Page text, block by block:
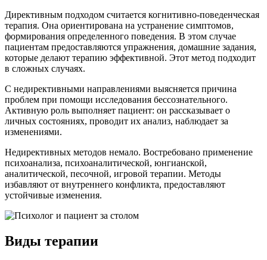
Директивным подходом считается когнитивно-поведенческая
терапия. Она ориентирована на устранение симптомов,
формирования определенного поведения. В этом случае
пациентам предоставляются упражнения, домашние задания,
которые делают терапию эффективной. Этот метод подходит
в сложных случаях.
С недирективными направлениями выясняется причина
проблем при помощи исследования бессознательного.
Активную роль выполняет пациент: он рассказывает о
личных состояниях, проводит их анализ, наблюдает за
изменениями.
Недирективных методов немало. Востребовано применение
психоанализа, психоаналитической, юнгианской,
аналитической, песочной, игровой терапии. Методы
избавляют от внутреннего конфликта, предоставляют
устойчивые изменения.
Виды терапии